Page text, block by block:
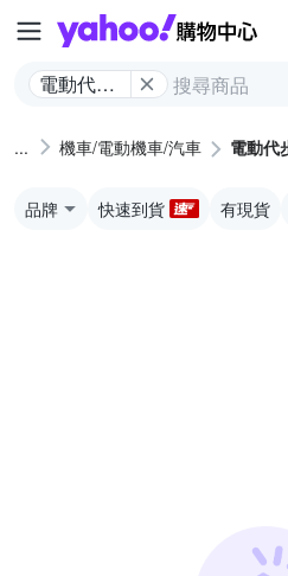
電動代步
椅 機車/電動機車/汽車 電動代
品牌 快速到貨 有現貨